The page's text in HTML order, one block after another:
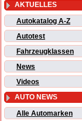
AKTUELLES
Autokatalog A-Z
Autotest
Fahrzeugklassen
News
Videos
AUTO NEWS
Alle Automarken